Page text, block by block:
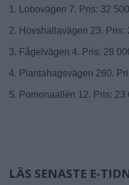
1. Lobovägen 7. Pris: 32
2. Hovshallavägen 23. Pris:
3. Fågelvägen 4. Pris: 28
4. Plantahagsvägen 260.
5. Pomonaallén 12. Pris: 23
LÄS SENASTE E-